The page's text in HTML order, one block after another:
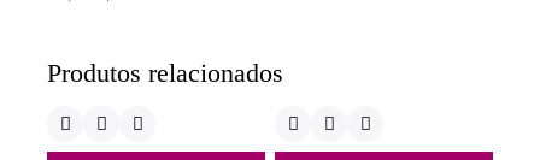
Produtos relacionados